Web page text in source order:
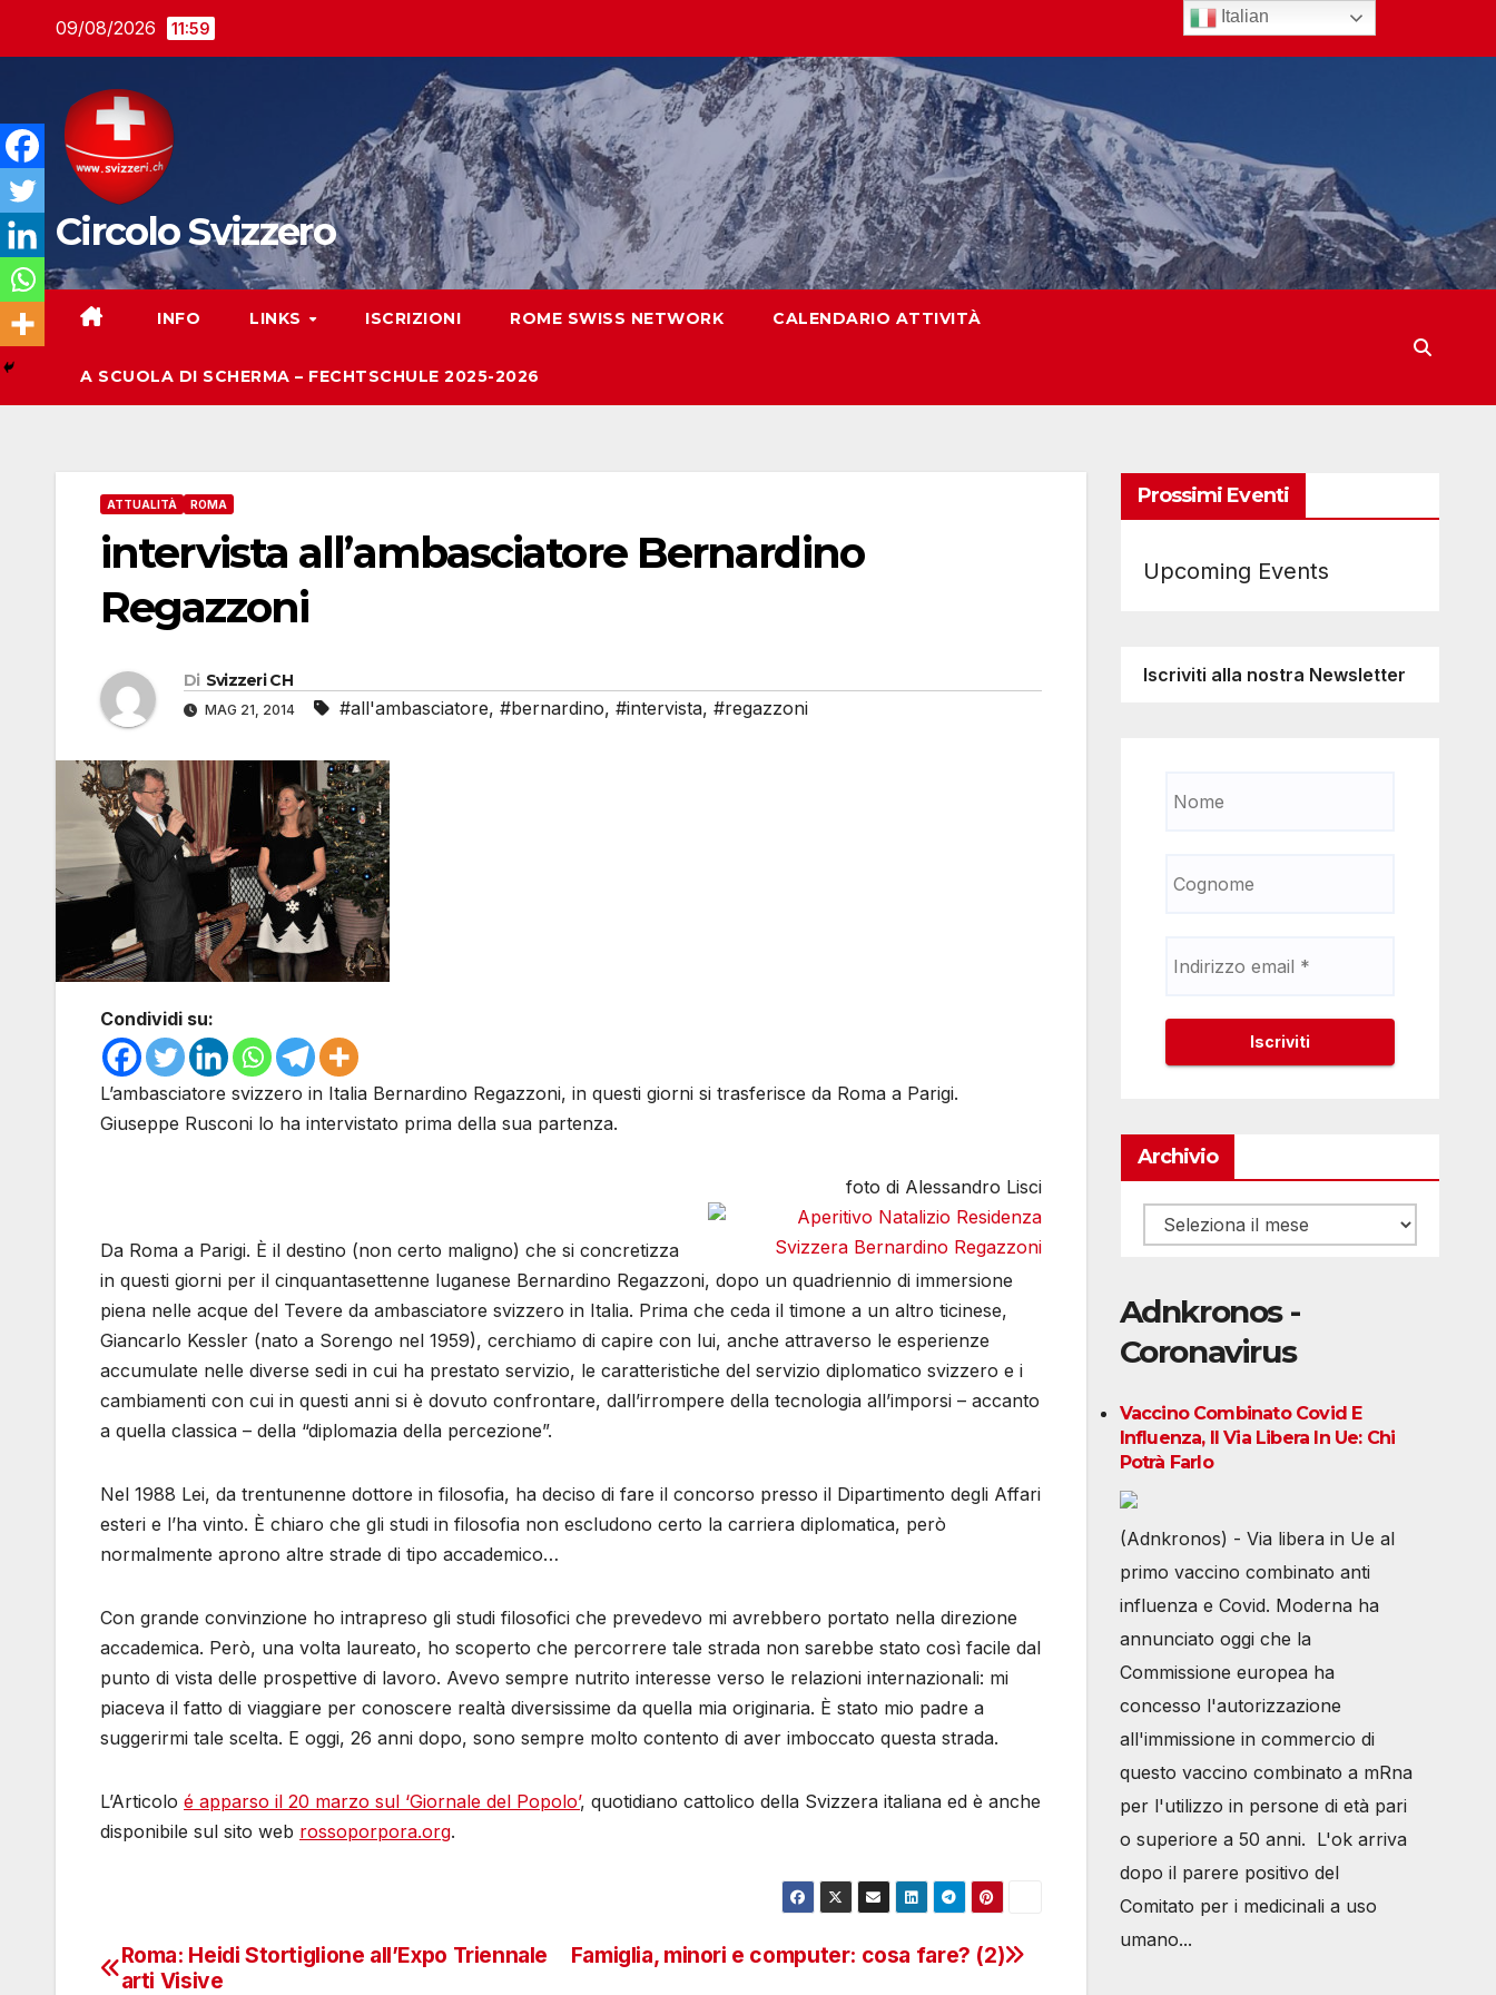
09/08/2026 11:59
Circolo Svizzero
INFO LINKS ISCRIZIONI ROME SWISS NETWORK CALENDARIO ATTIVITÀ
A SCUOLA DI SCHERMA – FECHTSCHULE 2025-2026
ATTUALITÀ ROMA
intervista all’ambasciatore Bernardino
Regazzoni
Di Svizzeri CH
MAG 21, 2014 #all'ambasciatore, #bernardino, #intervista, #regazzoni
Condividi su:
L’ambasciatore svizzero in Italia Bernardino Regazzoni, in questi giorni si trasferisce da Roma a Parigi.
Giuseppe Rusconi lo ha intervistato prima della sua partenza.
foto di Alessandro Lisci
Da Roma a Parigi. È il destino (non certo maligno) che si concretizza
in questi giorni per il cinquantasettenne luganese Bernardino Regazzoni, dopo un quadriennio di immersione
piena nelle acque del Tevere da ambasciatore svizzero in Italia. Prima che ceda il timone a un altro ticinese,
Giancarlo Kessler (nato a Sorengo nel 1959), cerchiamo di capire con lui, anche attraverso le esperienze
accumulate nelle diverse sedi in cui ha prestato servizio, le caratteristiche del servizio diplomatico svizzero e i
cambiamenti con cui in questi anni si è dovuto confrontare, dall’irrompere della tecnologia all’imporsi – accanto
a quella classica – della “diplomazia della percezione”.
Nel 1988 Lei, da trentunenne dottore in filosofia, ha deciso di fare il concorso presso il Dipartimento degli Affari
esteri e l’ha vinto. È chiaro che gli studi in filosofia non escludono certo la carriera diplomatica, però
normalmente aprono altre strade di tipo accademico…
Con grande convinzione ho intrapreso gli studi filosofici che prevedevo mi avrebbero portato nella direzione
accademica. Però, una volta laureato, ho scoperto che percorrere tale strada non sarebbe stato così facile dal
punto di vista delle prospettive di lavoro. Avevo sempre nutrito interesse verso le relazioni internazionali: mi
piaceva il fatto di viaggiare per conoscere realtà diversissime da quella mia originaria. È stato mio padre a
suggerirmi tale scelta. E oggi, 26 anni dopo, sono sempre molto contento di aver imboccato questa strada.
L’Articolo é apparso il 20 marzo sul ‘Giornale del Popolo’, quotidiano cattolico della Svizzera italiana ed è anche
disponibile sul sito web rossoporpora.org.
Navigazione
Famiglia, minori e computer: cosa fare? (2)
Roma: Heidi Stortiglione all’Expo Triennale
arti Visive
Prossimi Eventi
Upcoming Events
Iscriviti alla nostra Newsletter
Archivio
Archivio
Adnkronos -
Coronavirus
Vaccino Combinato Covid E
Influenza, Il Via Libera In Ue: Chi
Potrà Farlo
(Adnkronos) - Via libera in Ue al
primo vaccino combinato anti
influenza e Covid. Moderna ha
annunciato oggi che la
Commissione europea ha
concesso l'autorizzazione
all'immissione in commercio di
questo vaccino combinato a mRna
per l'utilizzo in persone di età pari
o superiore a 50 anni. L'ok arriva
dopo il parere positivo del
Comitato per i medicinali a uso
umano...
Italian